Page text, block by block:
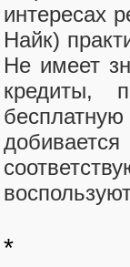
интересах
Найк)
Не имеет
кредиты,
бесплатную
*